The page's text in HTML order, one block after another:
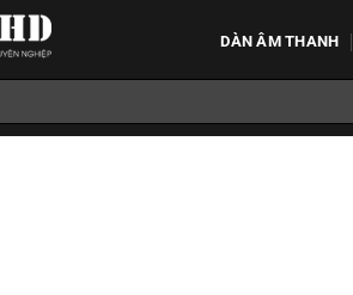
DÀN ÂM THANH